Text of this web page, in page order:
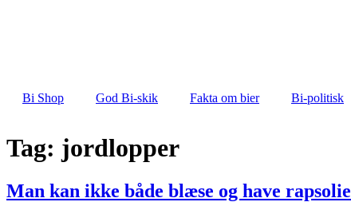
Bi Shop God Bi-skik Fakta om bier Bi-politisk
Tag: jordlopper
Man kan ikke både blæse og have